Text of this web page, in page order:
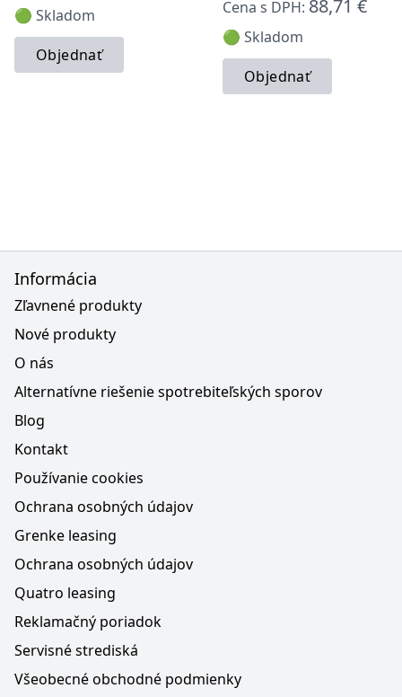
🟢 Skladom
Objednať
Cena s DPH: 88,71 €
🟢 Skladom
Objednať
Informácia
Zľavnené produkty
Nové produkty
O nás
Alternatívne riešenie spotrebiteľských sporov
Blog
Kontakt
Používanie cookies
Ochrana osobných údajov
Grenke leasing
Ochrana osobných údajov
Quatro leasing
Reklamačný poriadok
Servisné strediská
Všeobecné obchodné podmienky